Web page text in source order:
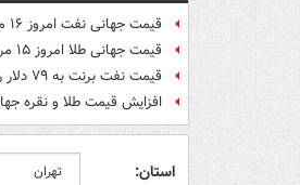
قیمت جهانی نفت امروز ۱۶ مرداد
قیمت جهانی طلا امروز ۱۵ مرداد
قیمت نفت برنت به ۷۹ دلار رسید
افزایش قیمت طلا و نقره
استان: